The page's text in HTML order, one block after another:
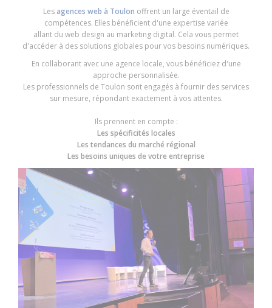
Les agences web à Toulon offrent un large éventail de
compétences. Elles bénéficient d'une expertise variée
allant du web design au marketing digital. Cela vous permet
d'accéder à des solutions globales pour vos besoins numériques.
En collaborant avec une agence locale, vous bénéficiez d'une
approche personnalisée.
Les professionnels de Toulon sont engagés à fournir des services
sur mesure, répondant exactement à vos attentes.
Ils prennent en compte :
Les spécificités locales
Les tendances du marché régional
Les besoins uniques de votre entreprise